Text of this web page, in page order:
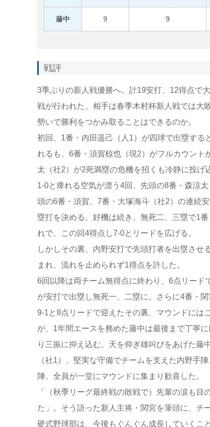
藤中 9 9
戦評
3季ぶりの新人戦優勝へ。計19安打、12得点で
戦が行われた。相手は春季木村杯新人戦では大
勢いで勝利をつかみ取ることはできるのか。
初回、1番・内田遥己（人1）が四球で出塁する
れるも、6番・須賀椋也（現2）がフルカウン
太（社2）が2死満塁の危機を招くも冷静に投げ
1-0と痺れる空気が漂う4回、先頭の8番・森涼
頭の6番・須賀、7番・大塚海斗（社2）の連続
塁打を決める。好機は続き、無死二、三塁で1
れで、この回4得点し7-0とリードを広げる。
しかしその裏、内野安打で先頭打者を出塁さ
まれ、流れを止められず1得点を許した。
6回以降は両チーム無得点に終わり、6点リード
が安打で出塁し無死一、二塁に。さらに4番・
9-1と8点リードで迎えたその裏、マウンドには
が、1年間エースを務めた藤中は最後まで丁寧
り三振に抑え込む。天を仰ぎ雄叫びをあげた
（社1）、堅実な守備でチームを支えた内野手
陣、全員が一堂にマウンドに集まり歓喜した。
「（秋季リーグ最終戦の敗戦で）先輩の涙も
た」。そう語った新人主将・関宮を筆頭に、チ
硬式野球部は、今後もぐんぐん成長していくこ